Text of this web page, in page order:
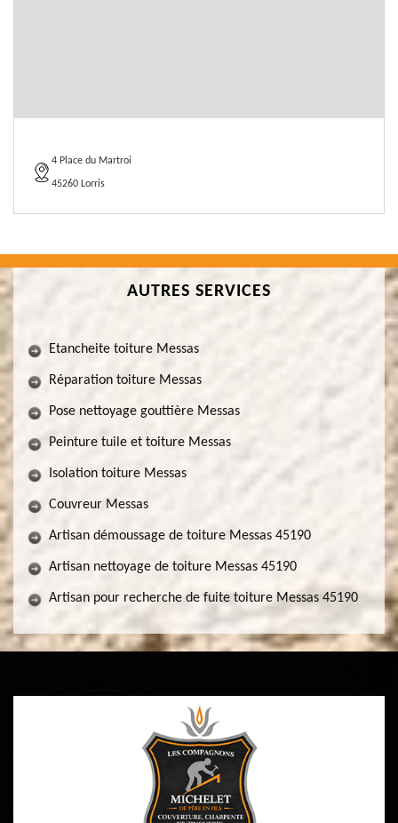
4 Place du Martroi
45260 Lorris
AUTRES SERVICES
Etancheite toiture Messas
Réparation toiture Messas
Pose nettoyage gouttière Messas
Peinture tuile et toiture Messas
Isolation toiture Messas
Couvreur Messas
Artisan démoussage de toiture Messas 45190
Artisan nettoyage de toiture Messas 45190
Artisan pour recherche de fuite toiture Messas 45190